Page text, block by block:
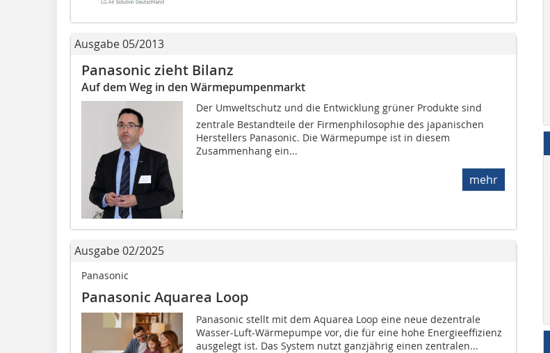
Ausgabe 05/2013
Panasonic zieht Bilanz
Auf dem Weg in den Wärmepumpenmarkt
Der Umweltschutz und die Entwicklung grüner Produkte sind
zentrale Bestandteile der Firmenphilosophie des japanischen
Herstellers Panasonic. Die Wärmepumpe ist in diesem
Zusammenhang ein...
mehr
Ausgabe 02/2025
Panasonic
Panasonic Aquarea Loop
Panasonic stellt mit dem Aquarea Loop eine neue dezentrale
Wasser-Luft-Wärmepumpe vor, die für eine hohe Energieeffizienz
ausgelegt ist. Das System nutzt ganzjährig einen zentralen...